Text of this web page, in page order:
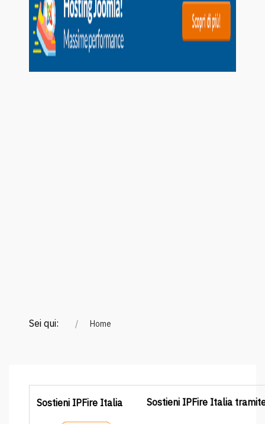
Sei qui: Home
Sostieni IPFire Italia Sostieni IPFire Italia